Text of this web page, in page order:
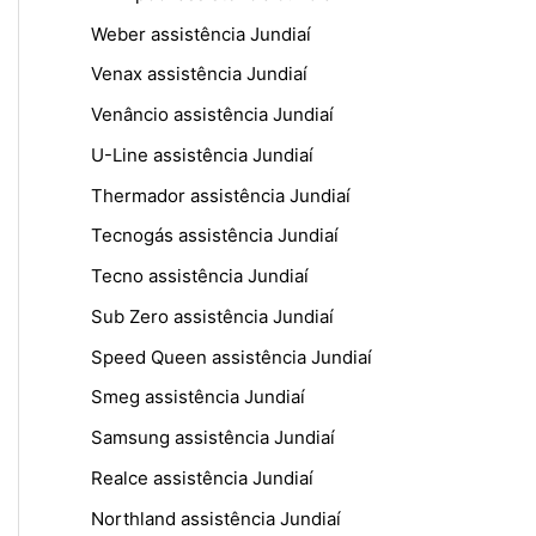
Weber assistência Jundiaí
Venax assistência Jundiaí
Venâncio assistência Jundiaí
U-Line assistência Jundiaí
Thermador assistência Jundiaí
Tecnogás assistência Jundiaí
Tecno assistência Jundiaí
Sub Zero assistência Jundiaí
Speed Queen assistência Jundiaí
Smeg assistência Jundiaí
Samsung assistência Jundiaí
Realce assistência Jundiaí
Northland assistência Jundiaí